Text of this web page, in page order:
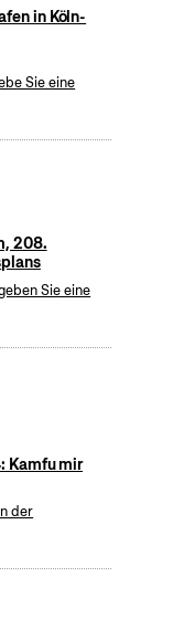
in Köln-
Sie eine
208.
Sie eine
Kamfu mir
der